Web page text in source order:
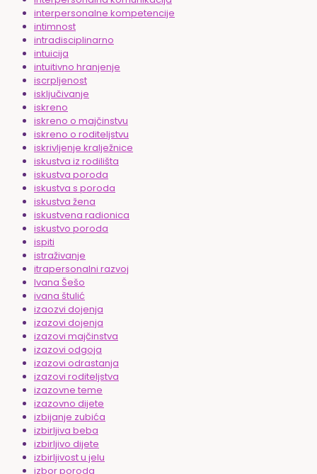
interpersonalne kompetencije
intimnost
intradisciplinarno
intuicija
intuitivno hranjenje
iscrpljenost
isključivanje
iskreno
iskreno o majčinstvu
iskreno o roditeljstvu
iskrivljenje kralježnice
iskustva iz rodilišta
iskustva poroda
iskustva s poroda
iskustva žena
iskustvena radionica
iskustvo poroda
ispiti
istraživanje
itrapersonalni razvoj
Ivana Šešo
ivana štulić
izaozvi dojenja
izazovi dojenja
izazovi majčinstva
izazovi odgoja
izazovi odrastanja
izazovi roditeljstva
izazovne teme
izazovno dijete
izbijanje zubića
izbirljiva beba
izbirljivo dijete
izbirljivost u jelu
izbor poroda